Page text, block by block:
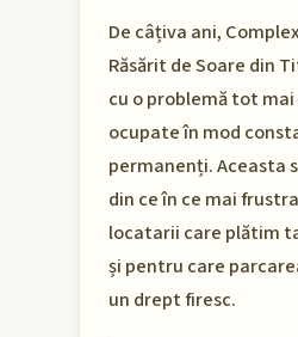
De câțiva ani,
Răsărit de Soare din
cu o problemă tot
ocupate în mod
permanenți. Aceasta
din ce în ce mai
locatarii care plătim
și pentru care
un drept firesc.